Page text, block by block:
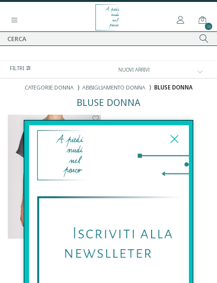
15
FILTRI
CATEGORIE DONNA ⟩ ABBIGLIAMENTO DONNA ⟩ BLUSE DONNA
BLUSE DONNA